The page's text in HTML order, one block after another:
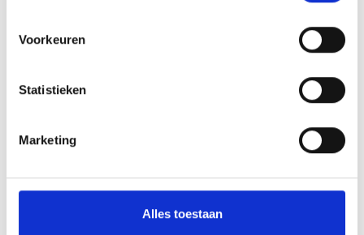
Voorkeuren
Statistieken
Marketing
Alles toestaan
Groot onderhoud op ons sportpark
Overwinning op Mierlo Hout
Gelijkspel in eerste oefenwedstrijd tweede blok